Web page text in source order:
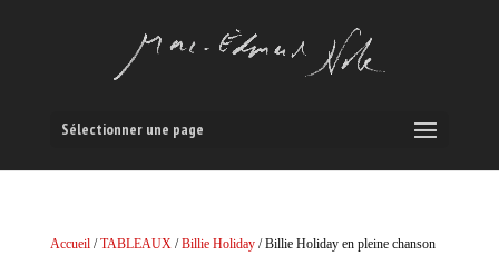
Sélectionner une page
Accueil/TABLEAUX/Billie Holiday/ Billie Holiday en pleine chanson